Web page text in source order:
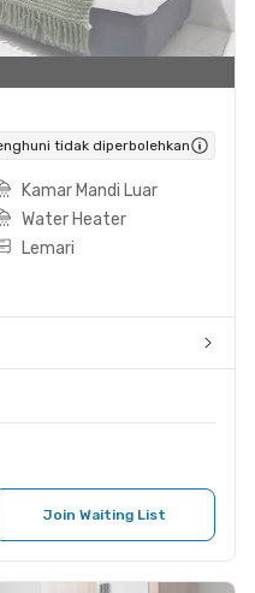
tidak diperbolehkan
Kamar Mandi Luar
Water Heater
Lemari
Join Waiting List